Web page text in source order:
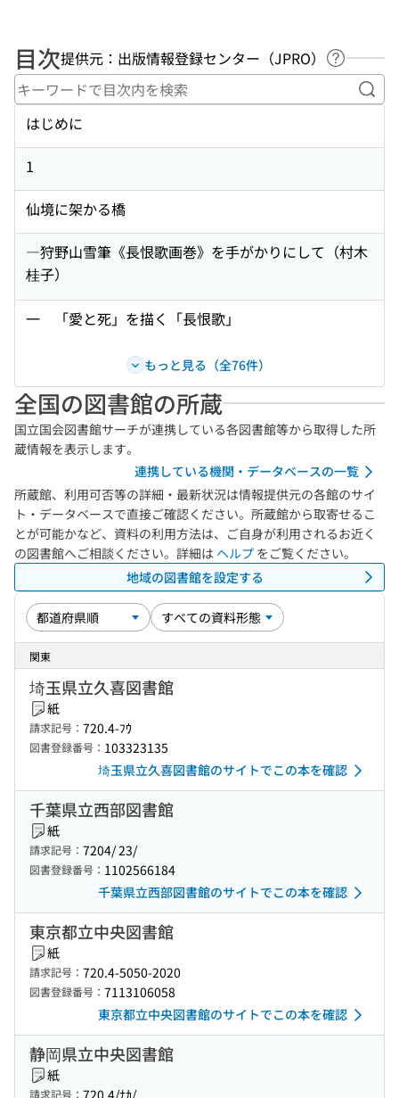
目次提供元：出版情報登録センター（JPRO）
ヘルプペ
キ
はじめに
1
仙境に架かる橋
―狩野山雪筆《長恨歌画巻》を手がかりにして（村木
桂子）
一 「愛と死」を描く「長恨歌」
もっと見る（全76件）
全国の図書館の所蔵
国立国会図書館サーチが連携している各図書館等から取得した所
蔵情報を表示します。
連携している機関・データベースの一覧
所蔵館、利用可否等の詳細・最新状況は情報提供元の各館のサイ
ト・データベースで直接ご確認ください。所蔵館から取寄せるこ
とが可能かなど、資料の利用方法は、ご自身が利用されるお近く
の図書館へご相談ください。詳細は ヘルプ をご覧ください。
地域の図書館を設定する
関東
埼玉県立久喜図書館
紙
請求記号： 720.4-ﾌｳ
図書登録番号： 103323135
埼玉県立久喜図書館のサイトでこの本を確認
千葉県立西部図書館
紙
請求記号： 7204/ 23/
図書登録番号： 1102566184
千葉県立西部図書館のサイトでこの本を確認
東京都立中央図書館
紙
請求記号： 720.4-5050-2020
図書登録番号： 7113106058
東京都立中央図書館のサイトでこの本を確認
静岡県立中央図書館
紙
請求記号： 720.4/ﾅｶ/